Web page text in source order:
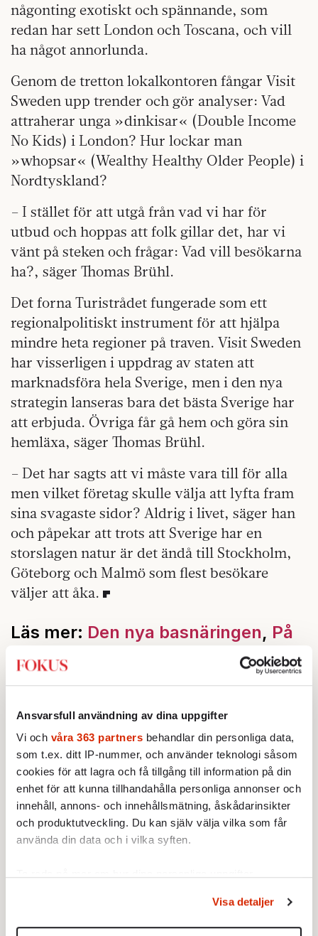
Ansvarsfull användning av dina uppgifter
Vi och våra 363 partners behandlar din personliga data,
som t.ex. ditt IP-nummer, och använder teknologi såsom
cookies för att lagra och få tillgång till information på din
enhet för att kunna tillhandahålla personliga annonser och
innehåll, annons- och innehållsmätning, åskådarinsikter
och produktutveckling. Du kan själv välja vilka som får
använda din data och i vilka syften.
Du kan ändra eller dra tillbaka ditt samtycke när som
helst från cookie-förklaringen.
Visa detaljer
någonting exotiskt och spännande, som
redan har sett London och Toscana, och vill
ha något annorlunda.
Genom de tretton lokalkontoren fångar Visit
Sweden upp trender och gör analyser: Vad
attraherar unga »dinkisar« (Double Income
No Kids) i London? Hur lockar man
»whopsar« (Wealthy Healthy Older People) i
Nordtyskland?
– I stället för att utgå från vad vi har för
utbud och hoppas att folk gillar det, har vi
vänt på steken och frågar: Vad vill besökarna
ha?, säger Thomas Brühl.
Det forna Turistrådet fungerade som ett
regionalpolitiskt instrument för att hjälpa
mindre heta regioner på traven. Visit Sweden
har visserligen i uppdrag av staten att
marknadsföra hela Sverige, men i den nya
strategin lanseras bara det bästa Sverige har
att erbjuda. Övriga får gå hem och göra sin
hemläxa, säger Thomas Brühl.
– Det har sagts att vi måste vara till för alla
men vilket företag skulle välja att lyfta fram
sina svagaste sidor? Aldrig i livet, säger han
och påpekar att trots att Sverige har en
storslagen natur är det ändå till Stockholm,
Göteborg och Malmö som flest besökare
väljer att åka.
Läs mer: Den nya basnäringen, På
jakt efter paketerad natur